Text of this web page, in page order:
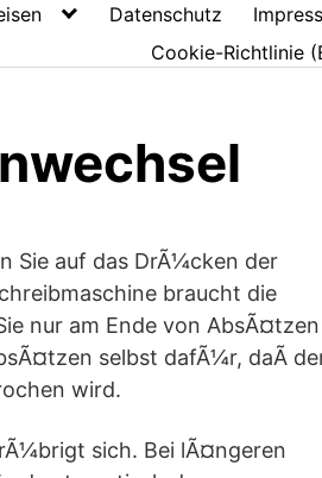
Datenschutz
Cookie-Richtlinie
Sie auf das DrÃ¼cken der
braucht die
nur am Ende von AbsÃ¤tzen
selbst dafÃ¼r, daÃ
wird.
sich. Bei lÃ¤ngeren